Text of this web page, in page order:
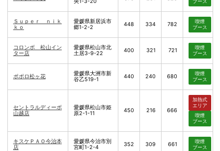
Ｓｕｐｅｒ ｎｉｋ
ｋｏ
愛媛県新居浜市
郷1-2-2
448 334 782
喫煙
ブース
コロンボ 松山イン
ター店
愛媛県松山市北
土居3-9-22
400 321 721
喫煙
ブース
ポポロ松ヶ花
愛媛県大洲市新
谷乙519-1
440 240 680
喫煙
ブース
セントラルディーボ
山越店
愛媛県松山市姫
原2-1-11
450 216 666
加熱式
エリア
喫煙
ブース
キスケＰＡＯ今治本
店
愛媛県今治市別
宮町1-2-4
352 309 661
喫煙
ブース